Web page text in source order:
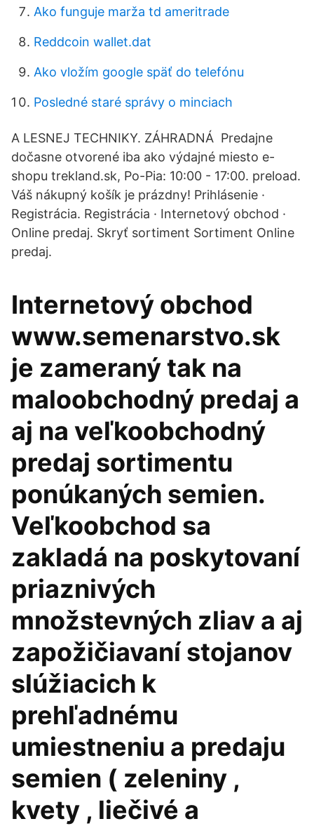
Ako funguje marža td ameritrade
Reddcoin wallet.dat
Ako vložím google späť do telefónu
Posledné staré správy o minciach
A LESNEJ TECHNIKY. ZÁHRADNÁ Predajne
dočasne otvorené iba ako výdajné miesto e-
shopu trekland.sk, Po-Pia: 10:00 - 17:00. preload.
Váš nákupný košík je prázdny! Prihlásenie ·
Registrácia. Registrácia · Internetový obchod ·
Online predaj. Skryť sortiment Sortiment Online
predaj.
Internetový obchod
www.semenarstvo.sk
je zameraný tak na
maloobchodný predaj a
aj na veľkoobchodný
predaj sortimentu
ponúkaných semien.
Veľkoobchod sa
zakladá na poskytovaní
priaznivých
množstevných zliav a aj
zapožičiavaní stojanov
slúžiacich k
prehľadnému
umiestneniu a predaju
semien ( zeleniny ,
kvety , liečivé a